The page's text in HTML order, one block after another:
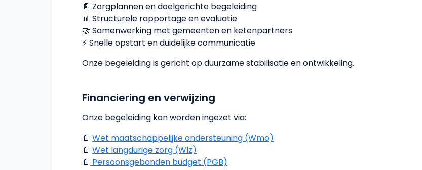
📄 Zorgplannen en doelgerichte begeleiding
📊 Structurele rapportage en evaluatie
🤝 Samenwerking met gemeenten en ketenpartners
⚡ Snelle opstart en duidelijke communicatie
Onze begeleiding is gericht op duurzame stabilisatie en ontwikkeling.
Financiering en verwijzing
Onze begeleiding kan worden ingezet via:
📄 Wet maatschappelijke ondersteuning (Wmo)
📄 Wet langdurige zorg (Wlz)
📄 Persoonsgebonden budget (PGB)